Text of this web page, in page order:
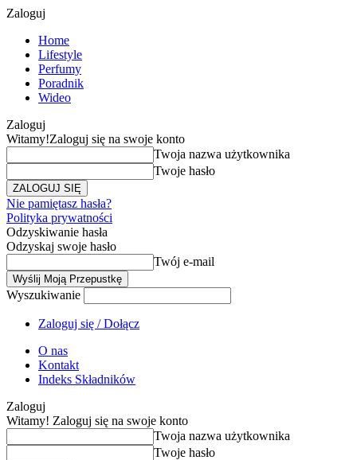
Zaloguj
Home
Lifestyle
Perfumy
Poradnik
Wideo
Zaloguj
Witamy!Zaloguj się na swoje konto
Twoja nazwa użytkownika
Twoje hasło
Nie pamiętasz hasła?
Polityka prywatności
Odzyskiwanie hasła
Odzyskaj swoje hasło
Twój e-mail
Wyszukiwanie
Zaloguj się / Dołącz
O nas
Kontakt
Indeks Składników
Zaloguj
Witamy! Zaloguj się na swoje konto
Twoja nazwa użytkownika
Twoje hasło